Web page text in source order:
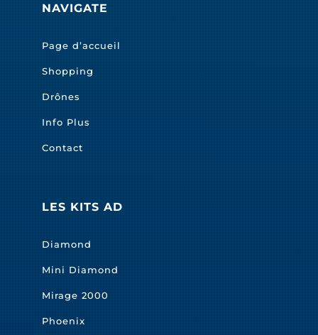
NAVIGATE
Page d’accueil
Shopping
Drônes
Info Plus
Contact
LES KITS AD
Diamond
Mini Diamond
Mirage 2000
Phoenix